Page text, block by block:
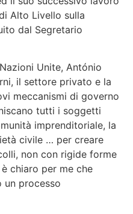
Alto Livello sulla
dal Segretario
Unite, António
il settore privato e la
meccanismi di governo
tutti i soggetti
à imprenditoriale, la
à civile … per creare
non con rigide forme
chiaro per me che
un processo